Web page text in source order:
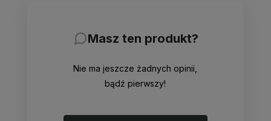
Masz ten produkt?
Nie ma jeszcze żadnych opinii,
bądź pierwszy!